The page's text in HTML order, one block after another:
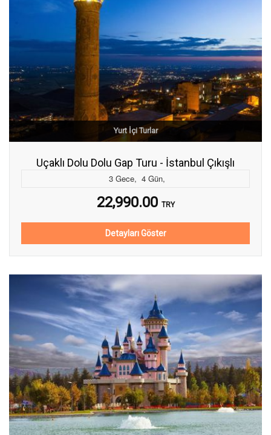
Yurt İçi Turlar
Uçaklı Dolu Dolu Gap Turu - İstanbul Çıkışlı
3 Gece, 4 Gün,
22,990.00 TRY
Detayları Göster